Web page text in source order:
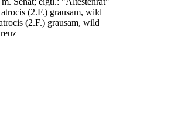
(2.F.) grausam, wild
(2.F.) grausam, wild